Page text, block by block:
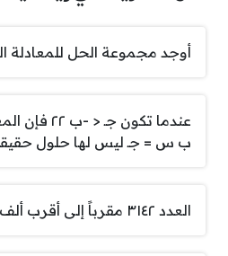
أوجد مجموعة الحل للمعادلة التالية 8م
ب س = جـ ليس لها حلول
العدد ٣١٤٢ مقرباً إلى أقرب ألف يساوي تقريب: